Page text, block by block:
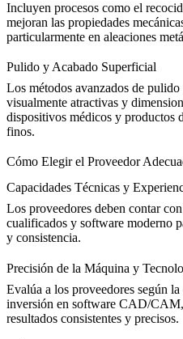
Incluyen procesos como el
mejoran las propiedades
particularmente en aleaciones
Pulido y Acabado Superficial
Los métodos avanzados de
visualmente atractivas y
dispositivos médicos y productos
finos.
Cómo Elegir el Proveedor
Capacidades Técnicas y
Los proveedores deben contar
cualificados y software moderno
y consistencia.
Precisión de la Máquina y
Evalúa a los proveedores según
inversión en software CAD/
resultados consistentes y precisos.